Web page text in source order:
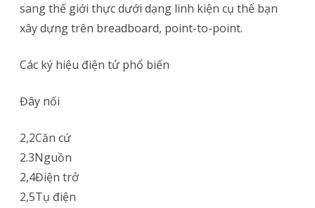
sang thế giới thực dưới dạng linh kiện cụ thể bạn
xây dựng trên breadboard, point-to-point.
Các ký hiệu điện tử phổ biến
Đây nối
2,2Căn cứ
2.3Nguồn
2,4Điện trở
2,5Tụ điện